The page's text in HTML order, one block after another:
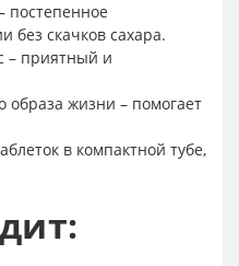
постепенное
без скачков сахара.
– приятный и
образа жизни – помогает
в компактной тубе,